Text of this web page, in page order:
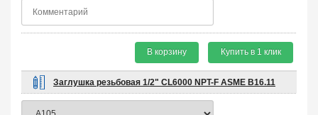
В корзину Купить в 1 клик
Заглушка резьбовая 1/2" CL6000 NPT-F ASME B16.11